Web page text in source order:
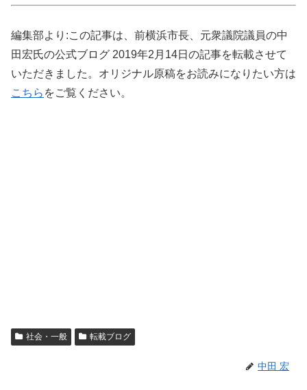
編集部より:この記事は、前横浜市長、元衆議院議員の中
田宏氏の公式ブログ 2019年2月14日の記事を転載させて
いただきました。オリジナル原稿をお読みになりたい方は
こちら をご覧ください。
社会・一般 転載ブログ
中田 宏